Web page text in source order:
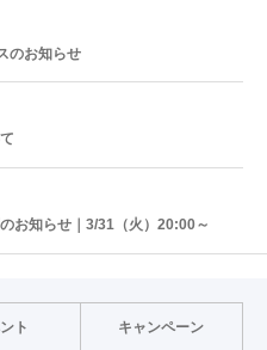
のお知らせ
お知らせ｜3/31（火）20:00～
ト キャンペーン